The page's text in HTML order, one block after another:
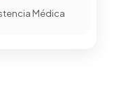
Médica